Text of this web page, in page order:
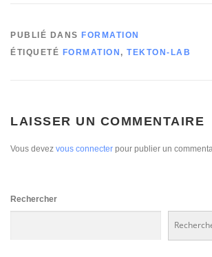
PUBLIÉ DANS FORMATION
ÉTIQUETÉ FORMATION , TEKTON-LAB
LAISSER UN COMMENTAIRE
Vous devez vous connecter pour publier un
Rechercher